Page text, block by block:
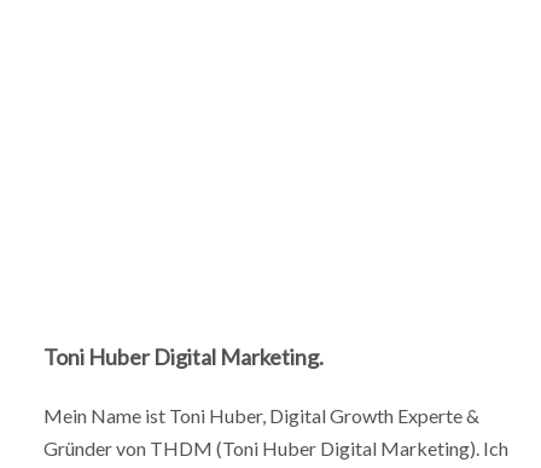
Toni Huber Digital Marketing.
Mein Name ist Toni Huber, Digital Growth Experte &
Gründer von THDM (Toni Huber Digital Marketing). Ich